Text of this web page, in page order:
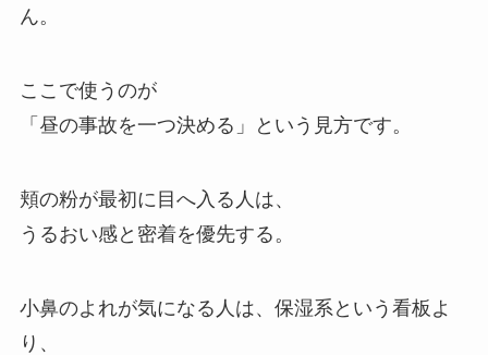
ん。
ここで使うのが
「昼の事故を一つ決める」という見方です。
頬の粉が最初に目へ入る人は、
うるおい感と密着を優先する。
小鼻のよれが気になる人は、保湿系という看板よ
り、